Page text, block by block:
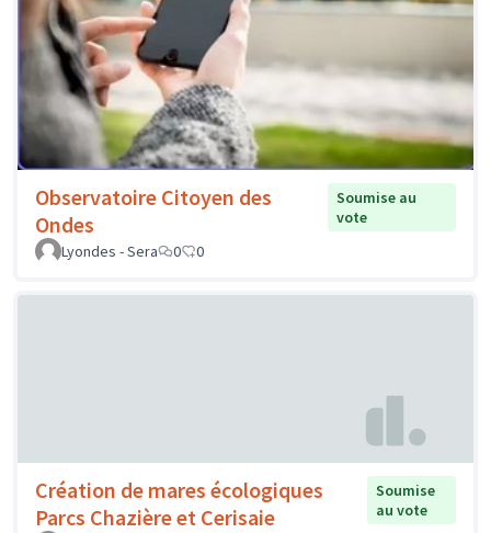
Observatoire Citoyen des
Ondes
Soumise au
vote
Lyondes - Sera
0 0
Création de mares écologiques
Parcs Chazière et Cerisaie
Soumise
au vote